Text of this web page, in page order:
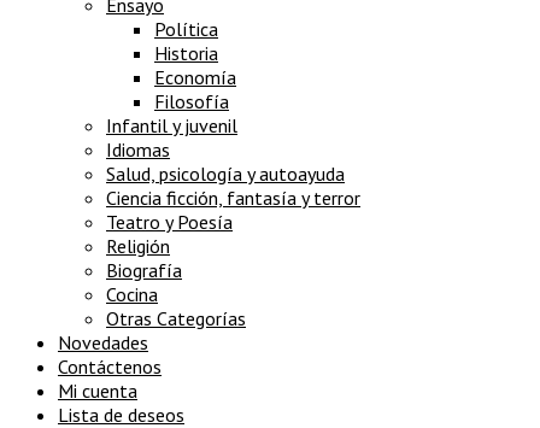
Ensayo
Política
Historia
Economía
Filosofía
Infantil y juvenil
Idiomas
Salud, psicología y autoayuda
Ciencia ficción, fantasía y terror
Teatro y Poesía
Religión
Biografía
Cocina
Otras Categorías
Novedades
Contáctenos
Mi cuenta
Lista de deseos